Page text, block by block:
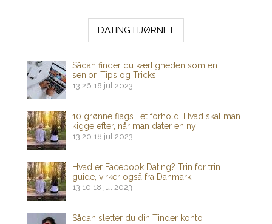
DATING HJØRNET
Sådan finder du kærligheden som en
senior. Tips og Tricks
13:26 18 jul 2023
10 grønne flags i et forhold: Hvad skal man
kigge efter, når man dater en ny
13:20 18 jul 2023
Hvad er Facebook Dating? Trin for trin
guide, virker også fra Danmark.
13:10 18 jul 2023
Sådan sletter du din Tinder konto